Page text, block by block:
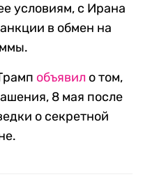
условиям, с Ирана
в обмен на
объявил о том,
8 мая после
о секретной